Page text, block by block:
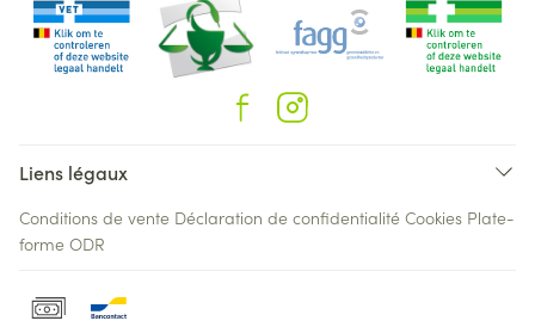
Liens légaux
Conditions de vente Déclaration de confidentialité Cookies Plate-
forme ODR